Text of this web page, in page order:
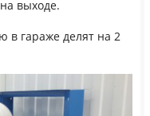
выходе.
в гараже делят на 2